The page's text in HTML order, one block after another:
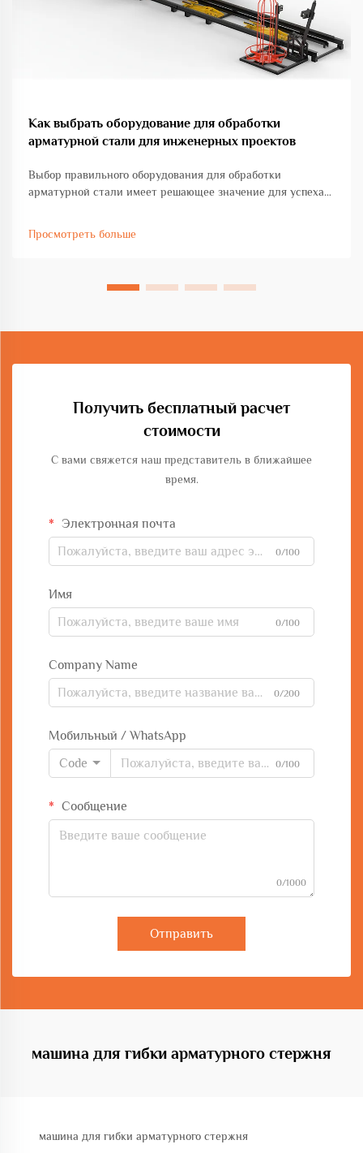
Как выбрать оборудование для обработки
арматурной стали для инженерных проектов
Выбор правильного оборудования для обработки
арматурной стали имеет решающее значение для успеха
промышленное производство. Выбор оборудования
Просмотреть больше
Получить бесплатный расчет
стоимости
С вами свяжется наш представитель в ближайшее
время.
Электронная почта
0/100
Имя
0/100
Company Name
0/200
Мобильный / WhatsApp
Code
0/100
Сообщение
0/1000
Отправить
машина для гибки арматурного стержня
машина для гибки арматурного стержня